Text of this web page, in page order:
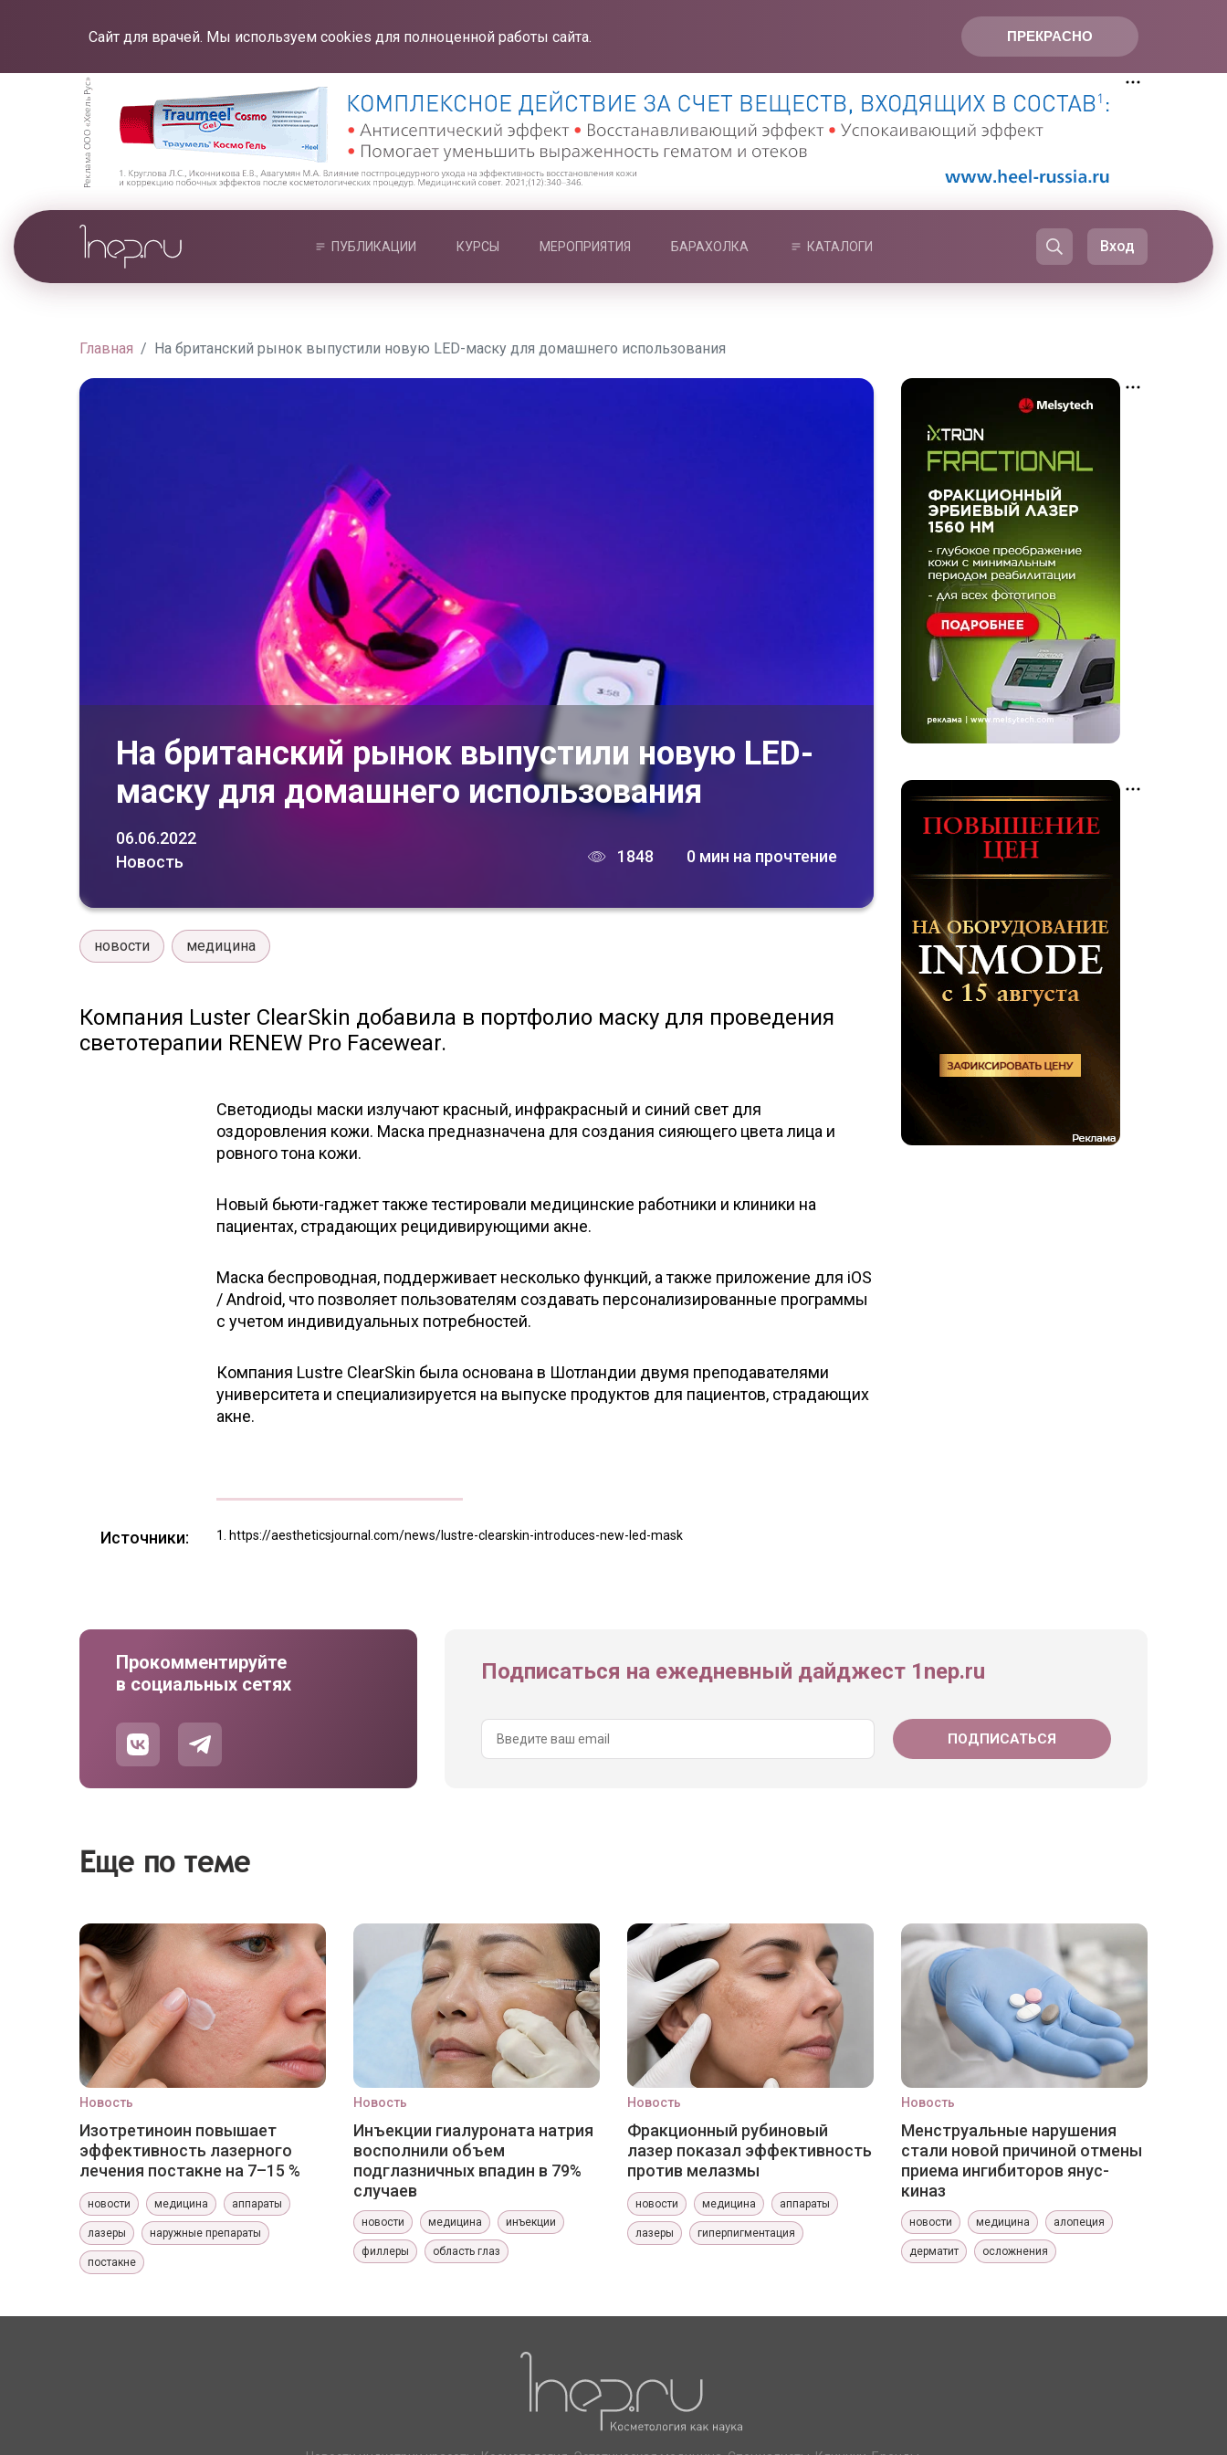
ПРЕКРАСНО
Сайт для врачей. Мы используем cookies для полноценной работы сайта.
ПУБЛИКАЦИИ КУРСЫ МЕРОПРИЯТИЯ БАРАХОЛКА КАТАЛОГИ Вход
Главная На британский рынок выпустили новую LED-маску для домашнего использования
На британский рынок выпустили новую LED-
маску для домашнего использования
06.06.2022
Новость
1848 0 мин на прочтение
новости медицина
Компания Luster ClearSkin добавила в портфолио маску для проведения
светотерапии RENEW Pro Facewear.
Светодиоды маски излучают красный, инфракрасный и синий свет для
оздоровления кожи. Маска предназначена для создания сияющего цвета лица и
ровного тона кожи.
Новый бьюти-гаджет также тестировали медицинские работники и клиники на
пациентах, страдающих рецидивирующими акне.
Маска беспроводная, поддерживает несколько функций, а также приложение для iOS
/ Android, что позволяет пользователям создавать персонализированные программы
с учетом индивидуальных потребностей.
Компания Lustre ClearSkin была основана в Шотландии двумя преподавателями
университета и специализируется на выпуске продуктов для пациентов, страдающих
акне.
Источники: https://aestheticsjournal.com/news/lustre-clearskin-introduces-new-led-mask
Прокомментируйте
в социальных сетях
Подписаться на ежедневный дайджест 1nep.ru
Еще по теме
Новость
Изотретиноин повышает
эффективность лазерного
лечения постакне на 7–15 %
новости медицина аппараты
лазеры наружные препараты
постакне
Новость
Инъекции гиалуроната натрия
восполнили объем
подглазничных впадин в 79%
случаев
новости медицина инъекции
филлеры область глаз
Новость
Фракционный рубиновый
лазер показал эффективность
против мелазмы
новости медицина аппараты
лазеры гиперпигментация
Новость
Менструальные нарушения
стали новой причиной отмены
приема ингибиторов янус-
киназ
новости медицина алопеция
дерматит осложнения